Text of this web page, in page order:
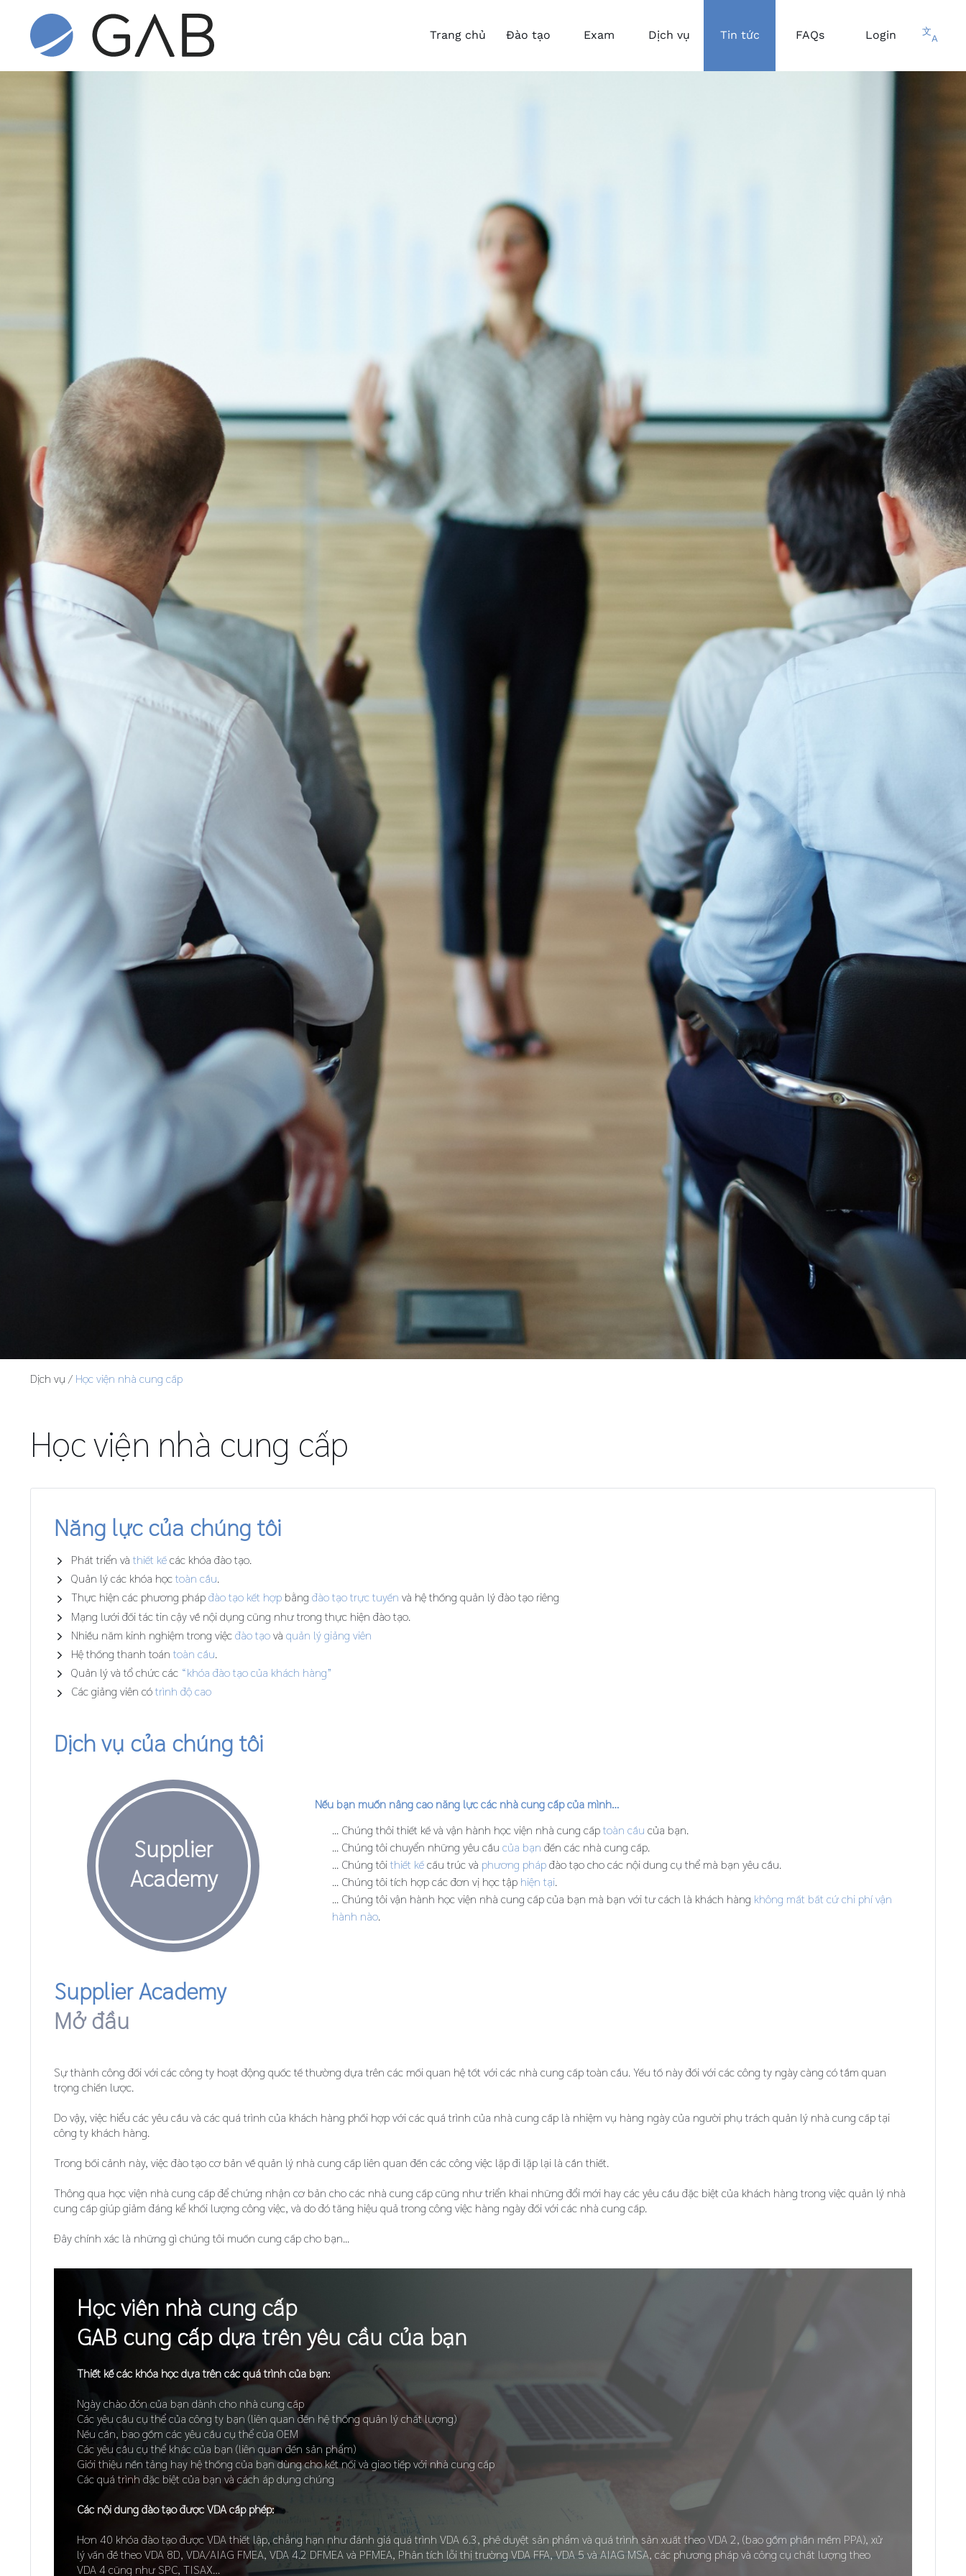
Trang chủ Đào tạo Exam Dịch vụ Tin tức FAQs Login 文
A
Dịch vụ / Học viện nhà cung cấp
Học viện nhà cung cấp
Năng lực của chúng tôi
Phát triển và thiết kếcác khóa đào tạo.
Quản lý các khóa họctoàn cầu.
Thực hiện các phương phápđào tạo kết hợp bằng đào tạo trực tuyến và hệ thống quản lý đào tạo riêng
Mạng lưới đối tác tin cậy về nội dụng cũng như trong thực hiện đào tạo.
Nhiều năm kinh nghiệm trong việcđào tạovà quản lý giảng viên
Hệ thống thanh toán toàn cầu.
Quản lý và tổ chức các “khóa đào tạo của khách hàng”
Các giảng viên cótrình độ cao
Dịch vụ của chúng tôi
Supplier
Academy
Nếu bạn muốn nâng cao năng lực các nhà cung cấp của mình…
... Chúng thôi thiết kế và vận hành học viện nhà cung cấptoàn cầu của bạn.
... Chúng tôi chuyển những yêu cầu của bạn đến các nhà cung cấp.
... Chúng tôithiết kếcấu trúc và phương phápđào tạo cho các nội dung cụ thể mà bạn yêu cầu.
... Chúng tôi tích hợp các đơn vị học tập hiện tại.
... Chúng tôi vận hành học viện nhà cung cấp của bạn mà bạn với tư cách là khách hàng không mất bất cứ chi phí vận
hành nào.
Supplier Academy
Mở đầu
Sự thành công đối với các công ty hoạt động quốc tế thường dựa trên các mối quan hệ tốt với các nhà cung cấp toàn cầu. Yếu tố này đối với các công ty ngày càng có tầm quan
trọng chiến lược.
Do vậy, việc hiểu các yêu cầu và các quá trình của khách hàng phối hợp với các quá trình của nhà cung cấp là nhiệm vụ hàng ngày của người phụ trách quản lý nhà cung cấp tại
công ty khách hàng.
Trong bối cảnh này, việc đào tạo cơ bản về quản lý nhà cung cấp liên quan đến các công việc lặp đi lặp lại là cần thiết.
Thông qua học viện nhà cung cấp để chứng nhận cơ bản cho các nhà cung cấp cũng như triển khai những đổi mới hay các yêu cầu đặc biệt của khách hàng trong việc quản lý nhà
cung cấp giúp giảm đáng kể khối lượng công việc, và do đó tăng hiệu quả trong công việc hàng ngày đối với các nhà cung cấp.
Đây chính xác là những gì chúng tôi muốn cung cấp cho bạn...
Học viên nhà cung cấp
GAB cung cấp dựa trên yêu cầu của bạn
Thiết kế các khóa học dựa trên các quá trình của bạn:
Ngày chào đón của bạn dành cho nhà cung cấp
Các yêu cầu cụ thể của công ty bạn (liên quan đến hệ thống quản lý chất lượng)
Nếu cần, bao gồm các yêu cầu cụ thể của OEM
Các yêu cầu cụ thể khác của bạn (liên quan đến sản phẩm)
Giới thiệu nền tảng hay hệ thống của bạn dùng cho kết nối và giao tiếp với nhà cung cấp
Các quá trình đặc biệt của bạn và cách áp dụng chúng
Các nội dung đào tạo được VDA cấp phép:
Hơn 40 khóa đào tạo được VDA thiết lập, chẳng hạn như đánh giá quá trình VDA 6.3, phê duyệt sản phẩm và quá trình sản xuất theo VDA 2, (bao gồm phần mềm PPA), xử
lý vấn đề theo VDA 8D, VDA/AIAG FMEA, VDA 4.2 DFMEA và PFMEA, Phân tích lỗi thị trường VDA FFA, VDA 5 và AIAG MSA, các phương pháp và công cụ chất lượng theo
VDA 4 cũng như SPC, TISAX…